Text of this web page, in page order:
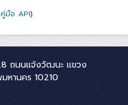
คู่มือ API).
ถนนแจ้งวัฒนะ แขวง
หานคร 10210